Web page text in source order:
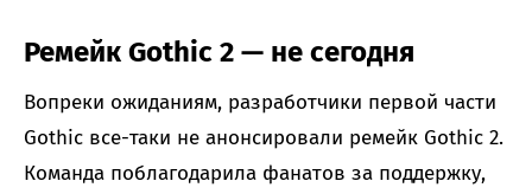
Ремейк Gothic 2 — не сегодня
Вопреки ожиданиям, разработчики первой части
Gothic все-таки не анонсировали ремейк Gothic 2.
Команда поблагодарила фанатов за поддержку,